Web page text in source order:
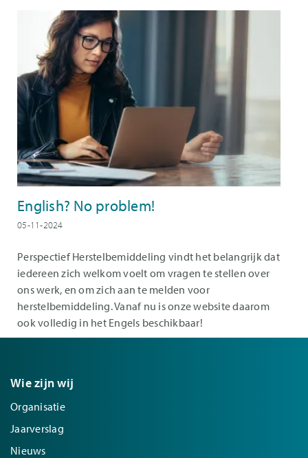
English? No problem!
05-11-2024
Perspectief Herstelbemiddeling vindt het belangrijk dat
iedereen zich welkom voelt om vragen te stellen over
ons werk, en om zich aan te melden voor
herstelbemiddeling. Vanaf nu is onze website daarom
ook volledig in het Engels beschikbaar!
Wie zijn wij
Organisatie
Jaarverslag
Nieuws